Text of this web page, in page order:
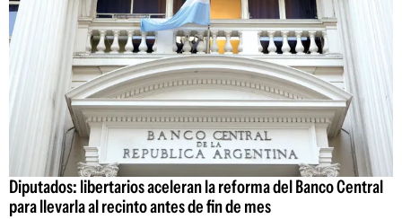
Diputados: libertarios aceleran la reforma del Banco Central
para llevarla al recinto antes de fin de mes